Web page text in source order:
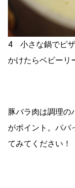
4 小さな鍋でピザ
かけたらベビーリ
豚バラ肉は調理の
がポイント。パパ
てみてください！